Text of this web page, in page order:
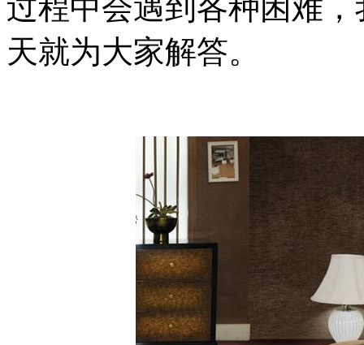
过程中会遇到各种困难
天就为大家解答。